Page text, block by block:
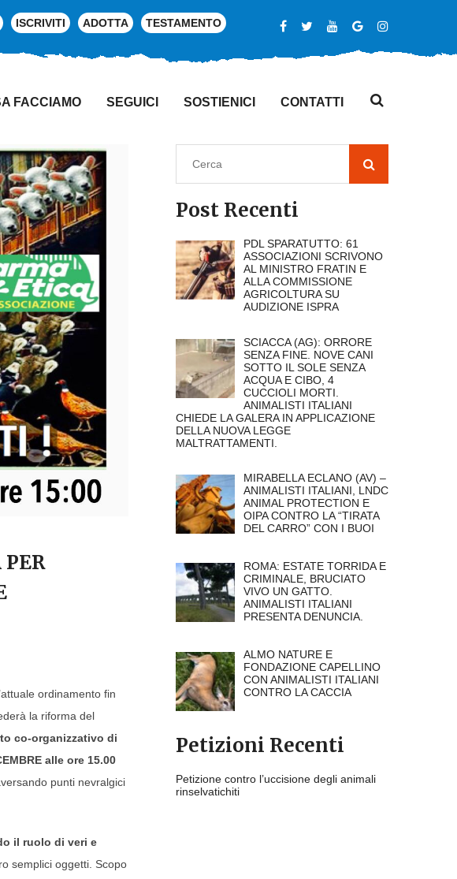
ISCRIVITI ADOTTA TESTAMENTO
FACCIAMO SEGUICI SOSTIENICI CONTATTI
ordinamento fin
la riforma del
co-organizzativo di
alle ore 15.00
punti nevralgici
il ruolo di veri e
semplici oggetti. Scopo
Post Recenti
PDL SPARATUTTO: 61
ASSOCIAZIONI SCRIVONO
AL MINISTRO FRATIN E
ALLA COMMISSIONE
AGRICOLTURA SU
AUDIZIONE ISPRA
SCIACCA (AG): ORRORE
SENZA FINE. NOVE CANI
SOTTO IL SOLE SENZA
ACQUA E CIBO, 4
CUCCIOLI MORTI.
ANIMALISTI ITALIANI
CHIEDE LA GALERA IN APPLICAZIONE
DELLA NUOVA LEGGE
MALTRATTAMENTI.
MIRABELLA ECLANO (AV) –
ANIMALISTI ITALIANI, LNDC
ANIMAL PROTECTION E
OIPA CONTRO LA “TIRATA
DEL CARRO” CON I BUOI
ROMA: ESTATE TORRIDA E
CRIMINALE, BRUCIATO
VIVO UN GATTO.
ANIMALISTI ITALIANI
PRESENTA DENUNCIA.
ALMO NATURE E
FONDAZIONE CAPELLINO
CON ANIMALISTI ITALIANI
CONTRO LA CACCIA
Petizioni Recenti
Petizione contro l’uccisione degli animali
rinselvatichiti